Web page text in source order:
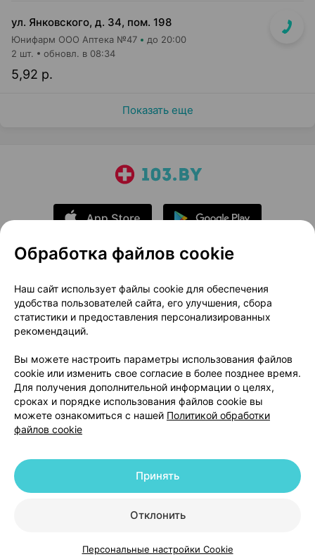
КаталогКорзинаИзбранноеПрофиль
ул. Янковского, д. 34, пом. 198
Юнифарм ООО Аптека №47 до 20:00
5,92 р.
2 шт. обновл. в 08:34
Показать еще
О проекте
Новости проекта
Размещение рекламы
Медицинский маркетинг
Публичный договор
Доставка
Способы оплаты
Вакансии
Партнеры
Написать руководителю 103.by
Написать в поддержку
Персональные настройки Cookie
© 2026 ООО «Артокс Лаб», УНП 191700409 | 220012, Республика Беларусь,
+375 291212755
Обработка файлов cookie
Наш сайт использует файлы cookie для обеспечения
удобства пользователей сайта, его улучшения, сбора
статистики и предоставления персонализированных
рекомендаций.
Вы можете настроить параметры использования файлов
cookie или изменить свое согласие в более позднее время.
Для получения дополнительной информации о целях,
сроках и порядке использования файлов cookie вы
можете ознакомиться с нашей Политикой обработки
файлов cookie
Отклонить
Принять
Персональные настройки Cookie